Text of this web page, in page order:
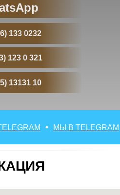
133 0232
123 0 321
13131 10
МЫ В TELEGRAM